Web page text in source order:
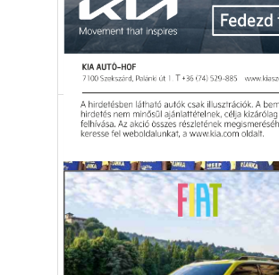
a labdarúgásban, Irán viszont
nagyon messze volt ettől.
FIFA Katar
Sport